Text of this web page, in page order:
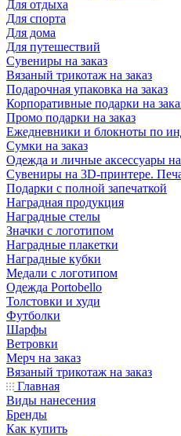
Для отдыха
Для спорта
Для дома
Для путешествий
Сувениры на заказ
Вязаный трикотаж на заказ
Подарочная упаковка на заказ
Корпоративные подарки на
Промо подарки на заказ
Ежедневники и блокноты по
Сумки на заказ
Одежда и личные аксессуары на
Сувениры на 3D-принтере.
Подарки с полной запечаткой
Наградная продукция
Наградные стелы
Значки с логотипом
Наградные плакетки
Наградные кубки
Медали с логотипом
Одежда Portobello
Толстовки и худи
Футболки
Шарфы
Ветровки
Мерч на заказ
Вязаный трикотаж на заказ
Главная
Виды нанесения
Бренды
Как купить